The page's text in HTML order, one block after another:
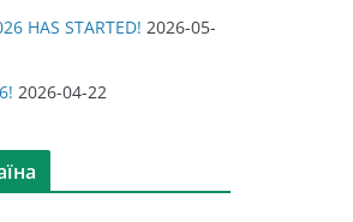
HAS STARTED! 2026-05-
2026-04-22